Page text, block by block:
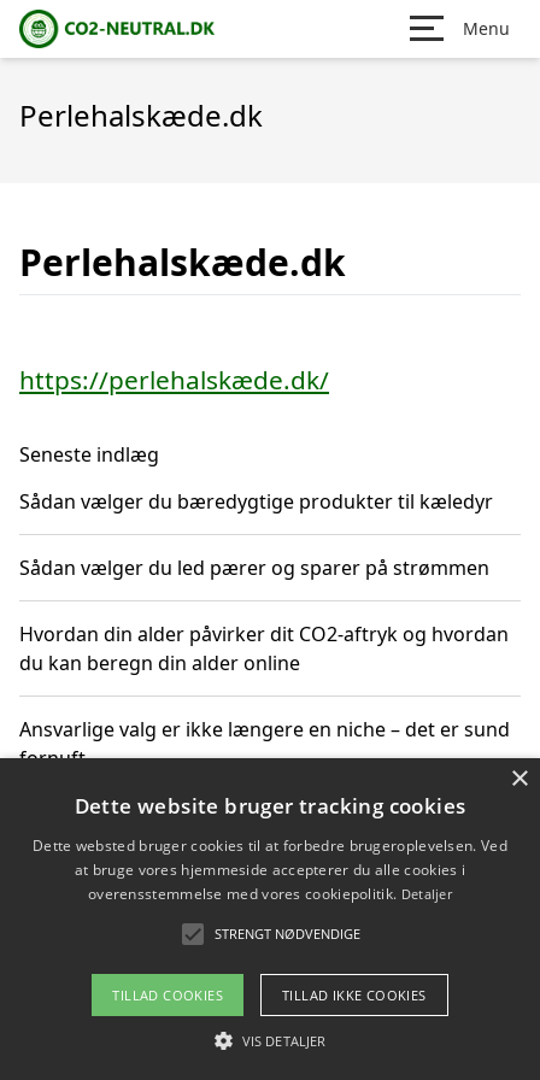
Menu
Perlehalskæde.dk
Perlehalskæde.dk
https://perlehalskæde.dk/
Seneste indlæg
Sådan vælger du bæredygtige produkter til kæledyr
Sådan vælger du led pærer og sparer på strømmen
Hvordan din alder påvirker dit CO2-aftryk og hvordan
du kan beregn din alder online
Ansvarlige valg er ikke længere en niche – det er sund
fornuft
Sådan kan du handle bæredygtigt og bestil med
faktura
Om / kontakt
Blog Betingelser
×
Dette website bruger tracking cookies
Dette websted bruger cookies til at forbedre brugeroplevelsen. Ved
at bruge vores hjemmeside accepterer du alle cookies i
overensstemmelse med vores cookiepolitik. Detaljer
STRENGT NØDVENDIGE
TILLAD COOKIES TILLAD IKKE COOKIES
VIS DETALJER